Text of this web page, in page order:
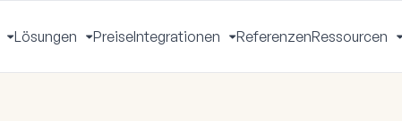
Menü
umschalten
Lösungen
Menü
umschalten
PreiseIntegrationen
Menü
umschalten
ReferenzenRessourcen